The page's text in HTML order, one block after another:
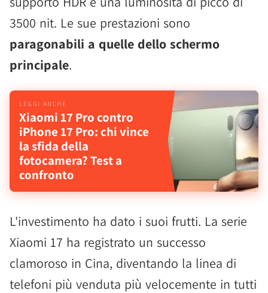
3500 nit. Le sue prestazioni sono
paragonabili a quelle dello schermo
principale.
Xiaomi 17 Pro contro
iPhone 17 Pro: chi vince
la sfida della
fotocamera? Test a
confronto
L'investimento ha dato i suoi frutti. La serie
Xiaomi 17 ha registrato un successo
clamoroso in Cina, diventando la linea di
telefoni più venduta più velocemente in tutti